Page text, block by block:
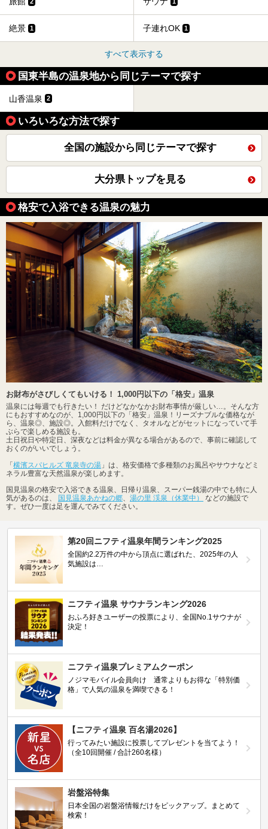
絶景 1 子連れOK 1
すべて表示する
国東半島の温泉地から同じテーマで探す
山香温泉 2
いろいろな方法で探す
全国の施設から同じテーマで探す
大分県トップを見る
格安で入浴できる温泉の魅力
お財布がさびしくてもいける！ 1,000円以下の「格安」温泉
温泉には毎週でも行きたい！ だけどなかなかお財布事情が厳しい…。そんな方
にもおすすめなのが、1,000円以下の「格安」温泉！リーズナブルな価格なが
ら、温泉◎、施設◎。入館料だけでなく、タオルなどがセットになっていて手
ぶらで楽しめる施設も。
土日祝日や特定日、深夜などは料金が異なる場合があるので、事前に確認して
おくのがいいでしょう。
「横濱スパヒルズ 竜泉寺の湯 」は、格安価格で多種類のお風呂やサウナなどミ
ネラル豊富な天然温泉が楽しめます。
国見温泉の格安で入浴できる温泉、日帰り温泉、スーパー銭湯の中でも特に人
気があるのは、 国見温泉あかねの郷、 湯の里 渓泉（休業中）
などの施設で
す。ぜひ一度は足を運んでみてください。
第20回ニフティ温泉年間ランキング2025
全国約2.2万件の中から頂点に選ばれた、2025年の人
気施設は…
ニフティ温泉 サウナランキング2026
おふろ好きユーザーの投票により、全国No.1サウナが
決定！
ニフティ温泉プレミアムクーポン
ノジマモバイル会員向け 通常よりもお得な「特別価
格」で人気の温泉を満喫できる！
【ニフティ温泉 百名湯2026】
行ってみたい施設に投票してプレゼントを当てよう！
（全10回開催 / 合計260名様）
岩盤浴特集
日本全国の岩盤浴情報だけをピックアップ。まとめて
検索！